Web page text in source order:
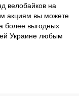
велобайков на
акциям вы можете
более выгодных
Украине любым